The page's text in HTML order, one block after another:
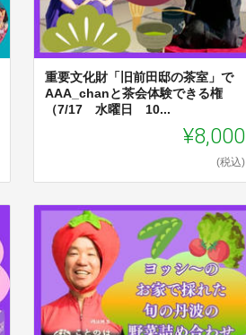
重要文化財「旧前田邸の茶室」で
AAA_chanと茶会体験できる権
（7/17 水曜日 10...
¥8,000
(税込)